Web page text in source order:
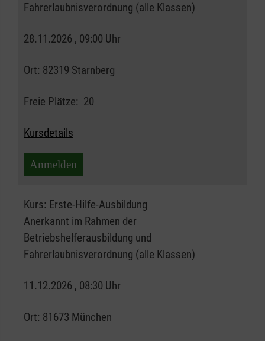
Fahrerlaubnisverordnung (alle Klassen)
28.11.2026 , 09:00 Uhr
Ort: 82319 Starnberg
Freie Plätze: 20
Kursdetails
Anmelden
Kurs: Erste-Hilfe-Ausbildung
Anerkannt im Rahmen der
Betriebshelferausbildung und
Fahrerlaubnisverordnung (alle Klassen)
11.12.2026 , 08:30 Uhr
Ort: 81673 München